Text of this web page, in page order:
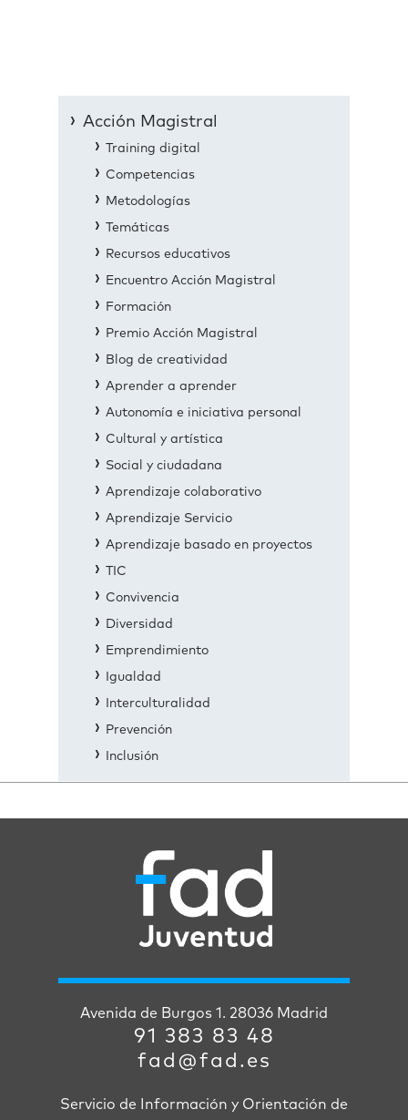
Acción Magistral
Training digital
Competencias
Metodologías
Temáticas
Recursos educativos
Encuentro Acción Magistral
Formación
Premio Acción Magistral
Blog de creatividad
Aprender a aprender
Autonomía e iniciativa personal
Cultural y artística
Social y ciudadana
Aprendizaje colaborativo
Aprendizaje Servicio
Aprendizaje basado en proyectos
TIC
Convivencia
Diversidad
Emprendimiento
Igualdad
Interculturalidad
Prevención
Inclusión
Avenida de Burgos 1. 28036 Madrid
91 383 83 48
fad@fad.es
Servicio de Información y Orientación de